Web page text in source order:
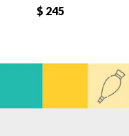
$ 245